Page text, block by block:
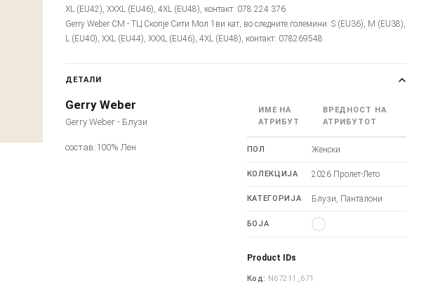
XL (EU42), XXXL (EU46), 4XL (EU48), контакт: 078 224 376
Gerry Weber CM - ТЦ Скопје Сити Мол 1ви кат, во следните големини: S (EU36), M (EU38),
L (EU40), XXL (EU44), XXXL (EU46), 4XL (EU48), контакт: 078269548
ДЕТАЛИ
Gerry Weber
Gerry Weber - Блузи
состав:100% Лен
ИМЕ НА
АТРИБУТ
ВРЕДНОСТ НА
АТРИБУТОТ
ПОЛ Женски
КОЛЕКЦИЈА 2026 Пролет-Лето
КАТЕГОРИЈА Блузи, Панталони
БОЈА
Product IDs
Код: N67211_671